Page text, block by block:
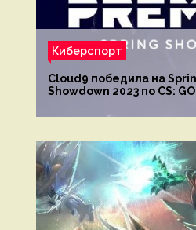
Киберспорт
Cloud9 победила на
Showdown 2023 по CS: GO